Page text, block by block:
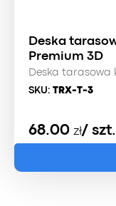
Deska
Premium 3D
Deska tarasowa
SKU: TRX-T-3
68.00 zł/ szt.